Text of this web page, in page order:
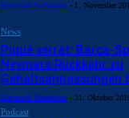
Barçawelt Redaktion - 1. November
News
Piqué verrät: Barça-
Neymars Rückkehr zu
Gehaltsanpassungen
Barçawelt Redaktion - 31. Oktober
Podcast